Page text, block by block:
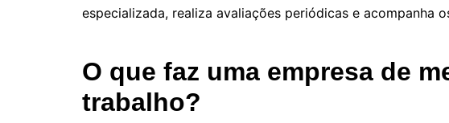
especializada, realiza avaliações periódicas e acompanha
O que faz uma empresa de
trabalho?